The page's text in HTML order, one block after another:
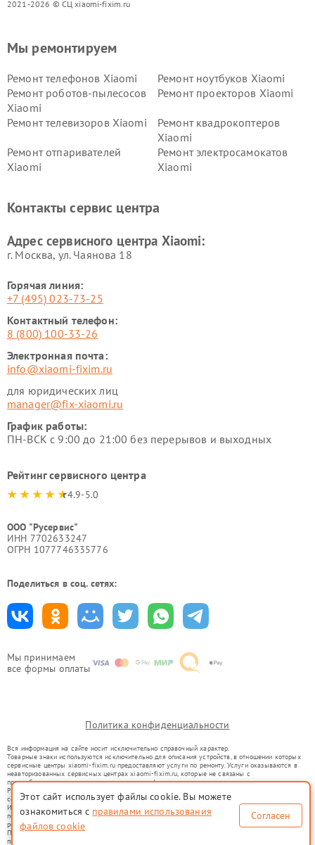
2021-2026 © СЦ xiaomi-fixim.ru
Мы принимаем
все формы оплаты
Мы ремонтируем
Ремонт телефонов Xiaomi
Ремонт ноутбуков Xiaomi
Ремонт роботов-пылесосов
Xiaomi
Ремонт проекторов Xiaomi
Ремонт телевизоров Xiaomi
Ремонт квадрокоптеров
Xiaomi
Ремонт отпаривателей
Xiaomi
Ремонт электросамокатов
Xiaomi
Ремонт стиральных машин
Ремонт смарт-часов Xiaomi
Контакты сервис центра
Адрес сервисного центра Xiaomi:
г. Москва, ул. Чаянова 18
Горячая линия:
+7 (495) 023-73-25
Контактный телефон:
8 (800) 100-33-26
Электронная почта:
info@xiaomi-fixim.ru
для юридических лиц
manager@fix-xiaomi.ru
График работы:
ПН-ВСК с 9:00 до 21:00 без перерывов и выходных
Рейтинг сервисного центра
4.9-5.0
ООО "Русервис"
ИНН 7702633247
ОГРН 1077746335776
Поделиться в соц. сетях:
Политика конфиденциальности
Вся информация на сайте носит исключительно справочный характер.
Товарные знаки используются исключительно для описания устройств, в отношении которых
сервисные центры xiaomi-fixim.ru предоставляют услуги по ремонту. Услуги оказываются в
неавторизованных сервисных центрах xiaomi-fixim.ru, которые не связаны с
правообладателями товарных знаков или их официальными представителями.
Ремонт осуществляется для устройств, уже введенных в гражданский оборот в соответствии
со статьей 1487 ГК РФ.
Использование товарных знаков не преследует цели индивидуализации услуг или введения
потребителей в заблуждение, а служит для информирования о предоставляемых услугах по
ремонту техники указанных брендов.
Представленная на сайте информация не является публичной офертой, определяемой
положениями Статьи 437(2) Гражданского кодекса РФ
Этот сайт использует файлы cookie. Вы можете
ознакомиться с правилами использования
файлов cookie
Согласен